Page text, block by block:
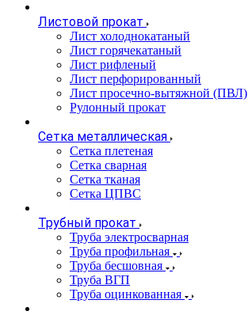
Листовой прокат
Лист холоднокатаный
Лист горячекатаный
Лист рифленый
Лист перфорированный
Лист просечно-вытяжной (ПВЛ)
Рулонный прокат
Сетка металлическая
Сетка плетеная
Сетка сварная
Сетка тканая
Сетка ЦПВС
Трубный прокат
Труба электросварная
Труба профильная
Труба бесшовная
Труба ВГП
Труба оцинкованная